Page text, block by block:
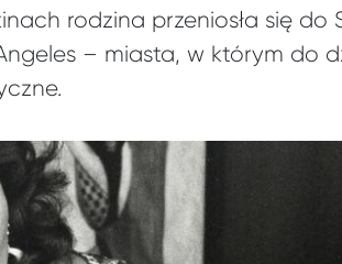
rodzina przeniosła się do
– miasta, w którym do